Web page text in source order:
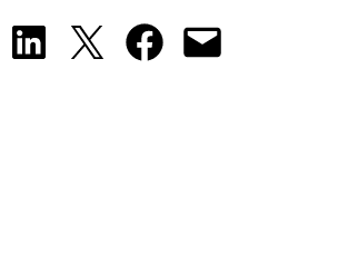
Share on LinkedIn
Share on X Share on Facebook
Email this Page